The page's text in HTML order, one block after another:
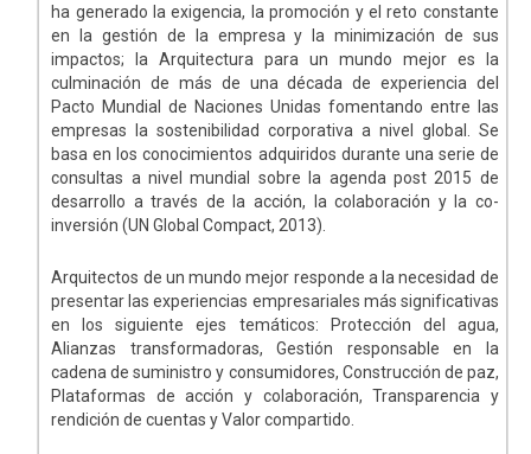
ha generado la exigencia, la promoción y el reto constante
en la gestión de la empresa y la minimización de sus
impactos; la Arquitectura para un mundo mejor es la
culminación de más de una década de experiencia del
Pacto Mundial de Naciones Unidas fomentando entre las
empresas la sostenibilidad corporativa a nivel global. Se
basa en los conocimientos adquiridos durante una serie de
consultas a nivel mundial sobre la agenda post 2015 de
desarrollo a través de la acción, la colaboración y la co-
inversión (UN Global Compact, 2013).
Arquitectos de un mundo mejor responde a la necesidad de
presentar las experiencias empresariales más significativas
en los siguiente ejes temáticos: Protección del agua,
Alianzas transformadoras, Gestión responsable en la
cadena de suministro y consumidores, Construcción de paz,
Plataformas de acción y colaboración, Transparencia y
rendición de cuentas y Valor compartido.